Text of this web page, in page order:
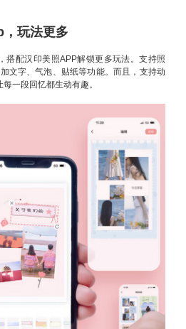
，玩法更多
搭配汉印美照APP解锁更多玩法。支持照
文字、气泡、贴纸等功能。而且，支持动
一段回忆都生动有趣。